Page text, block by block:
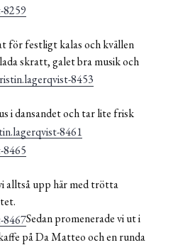
för festligt kalas och kvällen
skratt, galet bra musik och
i dansandet och tar lite frisk
alltså upp här med trötta
Sedan promenerade vi ut i
på Da Matteo och en runda